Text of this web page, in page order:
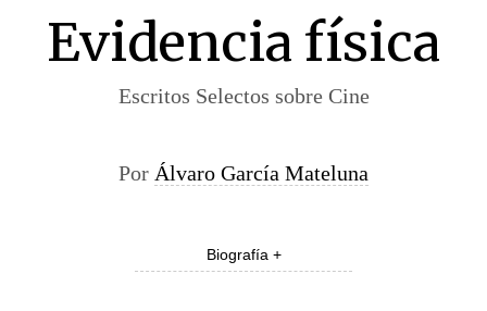
Evidencia física
Escritos Selectos sobre Cine
Por Álvaro García Mateluna
Biografía +